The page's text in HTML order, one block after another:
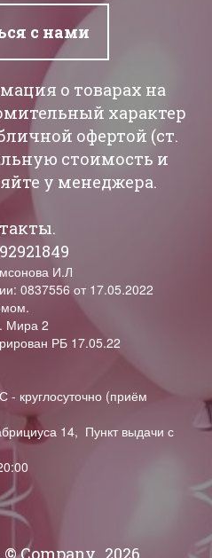
с нами
о товарах на
характер
офертой (ст.
стоимость и
у менеджера.
И.Л
0837556 от 17.05.2022
Мира 2
РБ 17.05.22
- круглосуточно (приём
14, Пункт выдачи с
Company 2026